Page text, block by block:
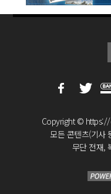
Copyright © https://
모든 콘텐츠(기사
무단 전재,